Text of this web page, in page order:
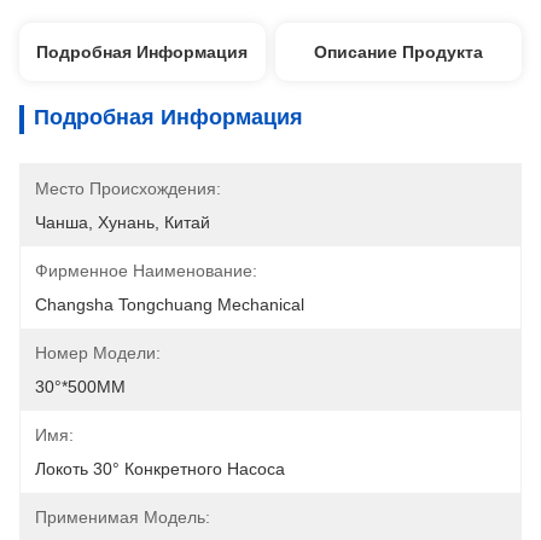
Подробная Информация Описание Продукта
Подробная Информация
Место Происхождения:
Чанша, Хунань, Китай
Фирменное Наименование:
Changsha Tongchuang Mechanical
Номер Модели:
30°*500MM
Имя:
Локоть 30° Конкретного Насоса
Применимая Модель: